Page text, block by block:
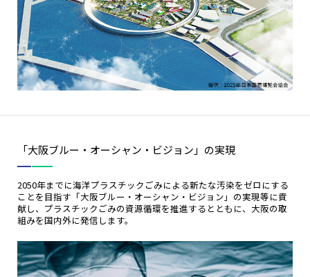
「大阪ブルー・オーシャン・ビジョン」の実現
2050年までに海洋プラスチックごみによる新たな汚染をゼロにする
ことを目指す「大阪ブルー・オーシャン・ビジョン」の実現等に貢
献し、プラスチックごみの資源循環を推進するとともに、大阪の取
組みを国内外に発信します。